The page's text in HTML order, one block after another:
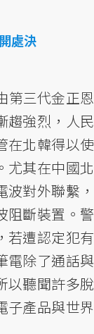
處決
第三代金正恩
趨強烈，人民
在北韓得以使
尤其在中國北
對外聯繫，
阻斷裝置。警
若遭認定犯有
電除了通話與
以聽聞許多脫
子產品與世界